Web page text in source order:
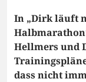
In „Dirk läuft
Hellmers und
dass nicht